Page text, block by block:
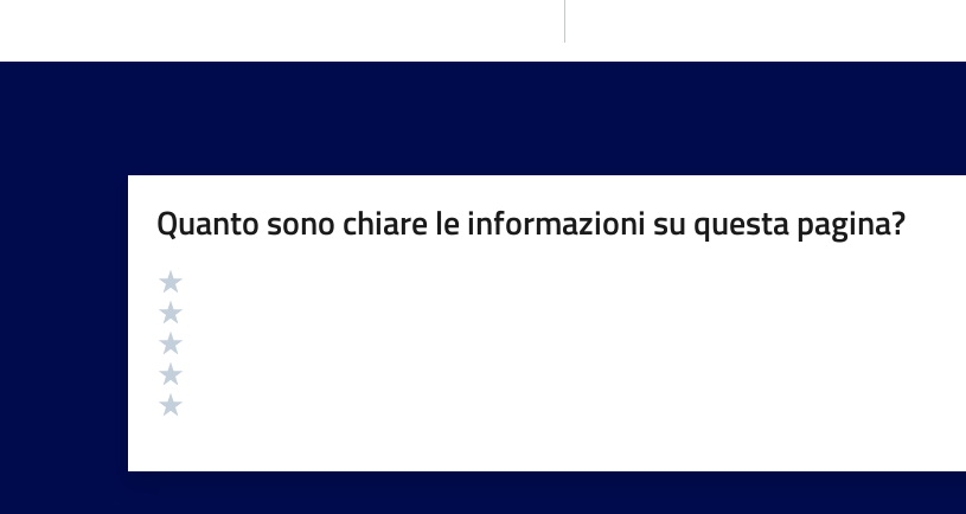
Quanto sono chiare le informazioni su questa pagina?
Valutazione